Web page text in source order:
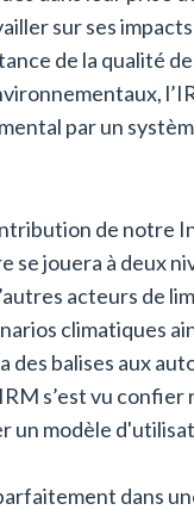
sur ses
de la qualité
par un
de notre
jouera à deux
acteurs de
climatiques
balises aux
s’est vu confier
un modèle
dans